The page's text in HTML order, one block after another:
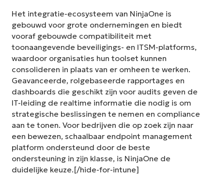
Het integratie-ecosysteem van NinjaOne is
gebouwd voor grote ondernemingen en biedt
vooraf gebouwde compatibiliteit met
toonaangevende beveiligings- en ITSM-platforms,
waardoor organisaties hun toolset kunnen
consolideren in plaats van er omheen te werken.
Geavanceerde, rolgebaseerde rapportages en
dashboards die geschikt zijn voor audits geven de
IT-leiding de realtime informatie die nodig is om
strategische beslissingen te nemen en compliance
aan te tonen. Voor bedrijven die op zoek zijn naar
een bewezen, schaalbaar endpoint management
platform ondersteund door de beste
ondersteuning in zijn klasse, is NinjaOne de
duidelijke keuze.[/hide-for-intune]